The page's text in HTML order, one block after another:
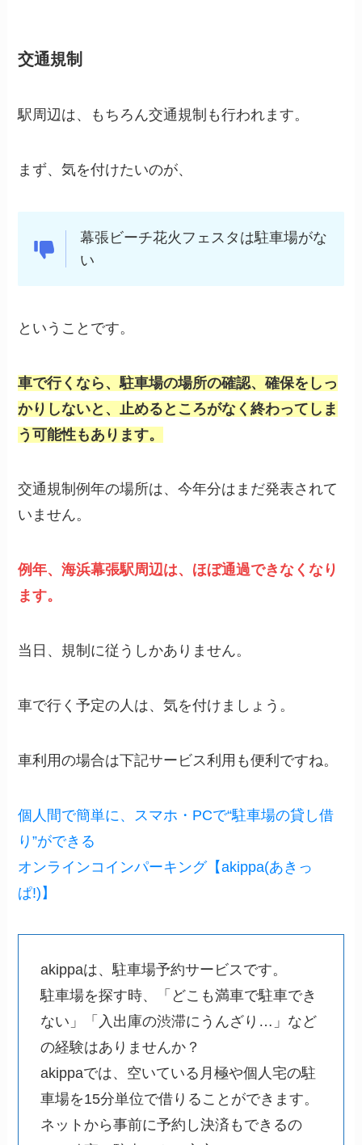
交通規制
駅周辺は、もちろん交通規制も行われます。
まず、気を付けたいのが、
幕張ビーチ花火フェスタは駐車場がな
い
ということです。
車で行くなら、駐車場の場所の確認、確保をしっ
かりしないと、止めるところがなく終わってしま
う可能性もあります。
交通規制例年の場所は、今年分はまだ発表されて
いません。
例年、海浜幕張駅周辺は、ほぼ通過できなくなり
ます。
当日、規制に従うしかありません。
車で行く予定の人は、気を付けましょう。
車利用の場合は下記サービス利用も便利ですね。
個人間で簡単に、スマホ・PCで“駐車場の貸し借
り”ができる
オンラインコインパーキング【akippa(あきっ
ぱ!)】
akippaは、駐車場予約サービスです。
駐車場を探す時、「どこも満車で駐車でき
ない」「入出庫の渋滞にうんざり…」など
の経験はありませんか？
akippaでは、空いている月極や個人宅の駐
車場を15分単位で借りることができます。
ネットから事前に予約し決済もできるの